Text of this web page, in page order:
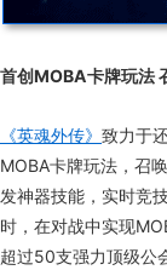
首创MOBA卡牌玩法
《英魂外传》 致力于
MOBA卡牌玩法，召
发神器技能，实时竞
时，在对战中实现
超过50支强力顶级公